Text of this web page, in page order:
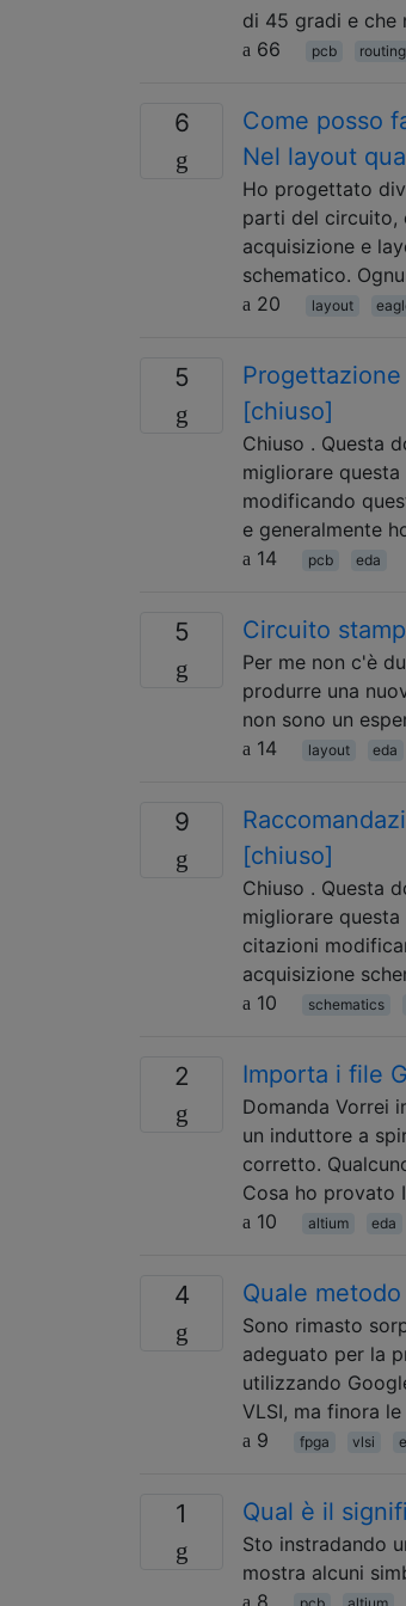
di 45 gradi e che
66
pcb routing
6
Come posso
Nel layout
Ho progettato
parti del circuito,
acquisizione e
schematico.
20
layout
5
[chiuso]
Chiuso . Questa
migliorare
modificando
e generalmente
14
pcb eda
5 Circuito
Per me non c'è
produrre una
non sono un
14
layout eda
9
[chiuso]
Chiuso . Questa
migliorare
citazioni
acquisizione
10
schematics
2 Importa i file
Domanda Vorrei
un induttore a
corretto.
Cosa ho provato
10
altium eda
4 Quale
Sono rimasto
adeguato per la
utilizzando
VLSI, ma finora
9
fpga vlsi
1 Qual è il
Sto instradando
mostra alcuni
8